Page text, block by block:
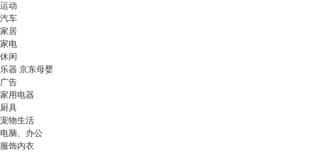
运动
汽车
家居
家电
休闲
乐器 京东母婴
广告
家用电器
厨具
宠物生活
电脑、办公
服饰内衣